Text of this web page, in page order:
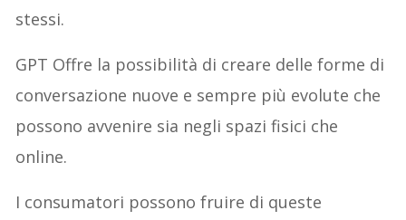
stessi.
GPT Offre la possibilità di creare delle forme di
conversazione nuove e sempre più evolute che
possono avvenire sia negli spazi fisici che
online.
I consumatori possono fruire di queste